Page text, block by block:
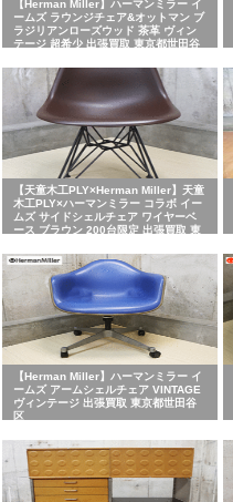
【Herman Miller】ハーマンミラー イ
ームズ ラウンジチェア&オットマン ブ
ラジリアンローズウッド 茶革 ヴィン
テージ 超希少 出張買取 東京都世田谷
【天童木工PLY×Herman Miller】天童
木工PLY×ハーマンミラー コラボ イー
ムズ サイドシェルチェア ワイヤーベ
ース ブラウン 200台限定 出張買取 東
【Herman Miller】ハーマンミラー イ
ームズ アームシェルチェア VINTAGE
ヴィンテージ 出張買取 東京都世田谷
区